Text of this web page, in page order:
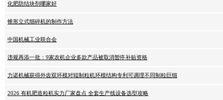
化肥防结块剂哪家好
锥形立式细碎机的制作方法
中国机械工业联合会
违规再添一批：9家农机企业多款产品被取消暂停补贴资格
力诺机械获得外齿双环模对辊制粒机环模结构专利可调理不同制粒巨细
2026 有机肥造粒机实力厂家盘点 全套生产线设备选型攻略